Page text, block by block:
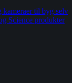
kameraer til byg selv
Science produkter